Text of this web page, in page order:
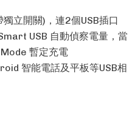
立開關)，連2個USB插口
USB 自動偵察電量，當
暫定充電
智能電話及平板等USB相